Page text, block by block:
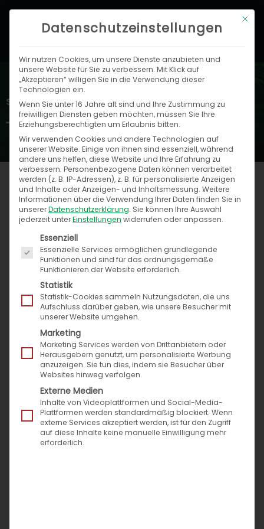
Zum
Speed4Trade Blog
Mit
Datenschutzeinstellungen
Wir nutzen Cookies, um unsere Dienste anzubieten und
unsere Website für Sie zu verbessern. Mit Klick auf
„Akzeptieren“ willigen Sie in die Verwendung dieser
Technologien ein.
Wenn Sie unter 16 Jahre alt sind und Ihre Zustimmung zu
freiwilligen Diensten geben möchten, müssen Sie Ihre
Erziehungsberechtigten um Erlaubnis bitten.
Wir verwenden Cookies und andere Technologien auf
unserer Website. Einige von ihnen sind essenziell, während
andere uns helfen, diese Website und Ihre Erfahrung zu
verbessern. Personenbezogene Daten können verarbeitet
werden (z. B. IP-Adressen), z. B. für personalisierte Anzeigen
und Inhalte oder Anzeigen- und Inhaltsmessung. Weitere
Informationen über die Verwendung Ihrer Daten finden Sie in
unsererDatenschutzerklärung. Sie können Ihre Auswahl
jederzeit unterEinstellungen widerrufen oder anpassen.
Es folgt eine Liste der Service-Gruppen, für die
Essenziell
Essenzielle Services ermöglichen grundlegende
Funktionen und sind für das ordnungsgemäße
Funktionieren der Website erforderlich.
Statistik
Statistik-Cookies sammeln Nutzungsdaten, die uns
Aufschluss darüber geben, wie unsere Besucher mit
unserer Website umgehen.
Marketing
Marketing Services werden von Drittanbietern oder
Herausgebern genutzt, um personalisierte Werbung
anzuzeigen. Sie tun dies, indem sie Besucher über
Websites hinweg verfolgen.
Externe Medien
Inhalte von Videoplattformen und Social-Media-
Plattformen werden standardmäßig blockiert. Wenn
externe Services akzeptiert werden, ist für den Zugriff
auf diese Inhalte keine manuelle Einwilligung mehr
erforderlich.